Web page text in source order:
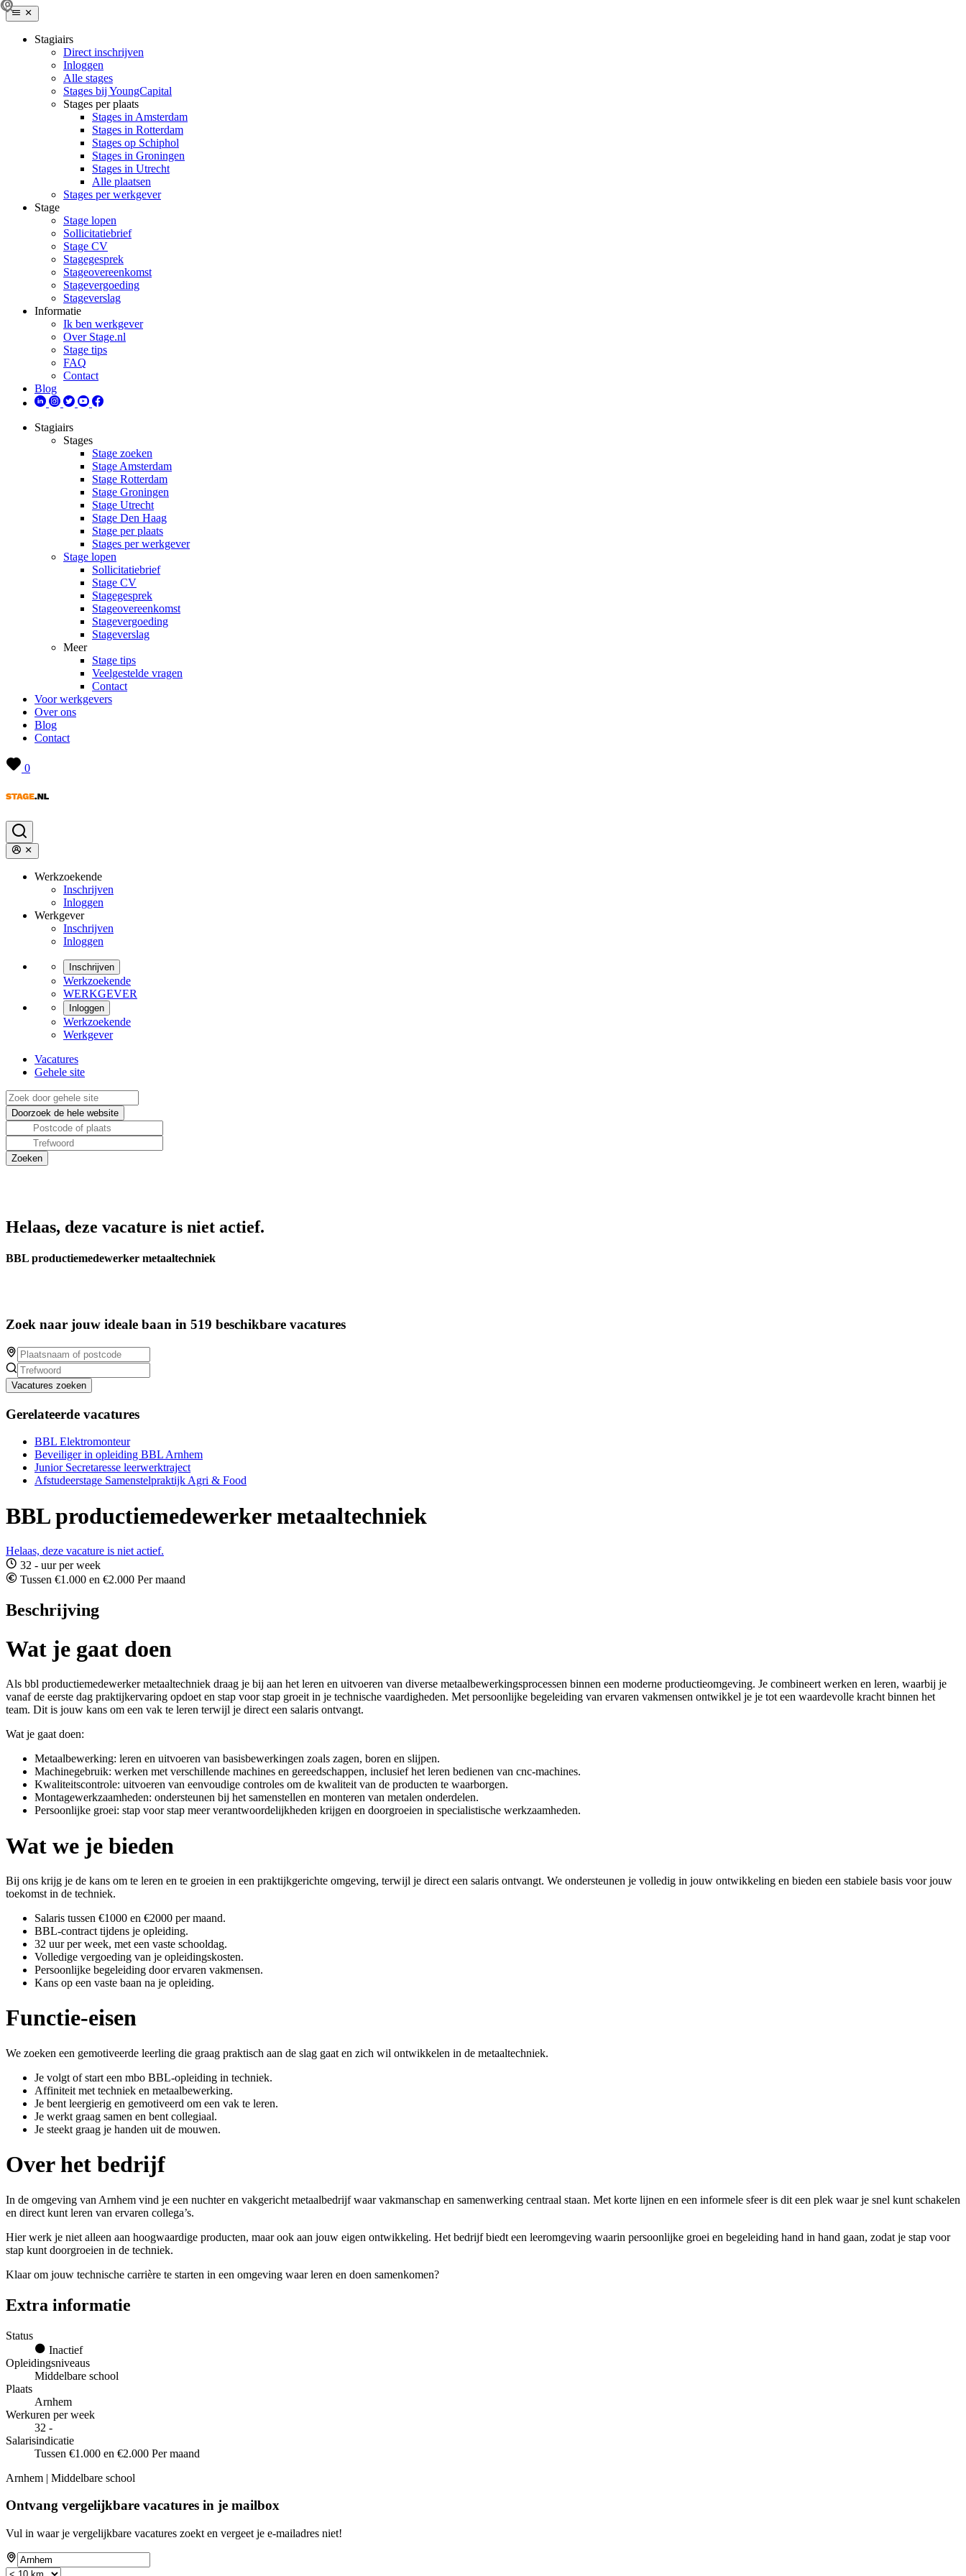
Stagiairs
Direct inschrijven
Inloggen
Alle stages
Stages bij YoungCapital
Stages per plaats
Stages in Amsterdam
Stages in Rotterdam
Stages op Schiphol
Stages in Groningen
Stages in Utrecht
Alle plaatsen
Stages per werkgever
Stage
Stage lopen
Sollicitatiebrief
Stage CV
Stagegesprek
Stageovereenkomst
Stagevergoeding
Stageverslag
Informatie
Ik ben werkgever
Over Stage.nl
Stage tips
FAQ
Contact
Blog
Stagiairs
Stages
Stage zoeken
Stage Amsterdam
Stage Rotterdam
Stage Groningen
Stage Utrecht
Stage Den Haag
Stage per plaats
Stages per werkgever
Stage lopen
Sollicitatiebrief
Stage CV
Stagegesprek
Stageovereenkomst
Stagevergoeding
Stageverslag
Meer
Stage tips
Veelgestelde vragen
Contact
Voor werkgevers
Over ons
Blog
Contact
0
Werkzoekende
Inschrijven
Inloggen
Werkgever
Inschrijven
Inloggen
Inschrijven
Werkzoekende
WERKGEVER
Inloggen
Werkzoekende
Werkgever
Vacatures
Gehele site
Helaas, deze vacature is niet actief.
BBL productiemedewerker metaaltechniek
Zoek naar jouw ideale baan in 519 beschikbare vacatures
Vacatures zoeken
Gerelateerde vacatures
BBL Elektromonteur
Beveiliger in opleiding BBL Arnhem
Junior Secretaresse leerwerktraject
Afstudeerstage Samenstelpraktijk Agri & Food
BBL productiemedewerker metaaltechniek
Helaas, deze vacature is niet actief.
32 - uur per week
Tussen €1.000 en €2.000 Per maand
Beschrijving
Wat je gaat doen
Als bbl productiemedewerker metaaltechniek draag je bij aan het leren en uitvoeren van diverse metaalbewerkingsprocessen binnen een moderne productieomgeving. Je combineert werken en leren, waarbij je
vanaf de eerste dag praktijkervaring opdoet en stap voor stap groeit in je technische vaardigheden. Met persoonlijke begeleiding van ervaren vakmensen ontwikkel je je tot een waardevolle kracht binnen het
team. Dit is jouw kans om een vak te leren terwijl je direct een salaris ontvangt.
Wat je gaat doen:
Metaalbewerking: leren en uitvoeren van basisbewerkingen zoals zagen, boren en slijpen.
Machinegebruik: werken met verschillende machines en gereedschappen, inclusief het leren bedienen van cnc-machines.
Kwaliteitscontrole: uitvoeren van eenvoudige controles om de kwaliteit van de producten te waarborgen.
Montagewerkzaamheden: ondersteunen bij het samenstellen en monteren van metalen onderdelen.
Persoonlijke groei: stap voor stap meer verantwoordelijkheden krijgen en doorgroeien in specialistische werkzaamheden.
Wat we je bieden
Bij ons krijg je de kans om te leren en te groeien in een praktijkgerichte omgeving, terwijl je direct een salaris ontvangt. We ondersteunen je volledig in jouw ontwikkeling en bieden een stabiele basis voor jouw
toekomst in de techniek.
Salaris tussen €1000 en €2000 per maand.
BBL-contract tijdens je opleiding.
32 uur per week, met een vaste schooldag.
Volledige vergoeding van je opleidingskosten.
Persoonlijke begeleiding door ervaren vakmensen.
Kans op een vaste baan na je opleiding.
Functie-eisen
We zoeken een gemotiveerde leerling die graag praktisch aan de slag gaat en zich wil ontwikkelen in de metaaltechniek.
Je volgt of start een mbo BBL-opleiding in techniek.
Affiniteit met techniek en metaalbewerking.
Je bent leergierig en gemotiveerd om een vak te leren.
Je werkt graag samen en bent collegiaal.
Je steekt graag je handen uit de mouwen.
Over het bedrijf
In de omgeving van Arnhem vind je een nuchter en vakgericht metaalbedrijf waar vakmanschap en samenwerking centraal staan. Met korte lijnen en een informele sfeer is dit een plek waar je snel kunt schakelen
en direct kunt leren van ervaren collega’s.
Hier werk je niet alleen aan hoogwaardige producten, maar ook aan jouw eigen ontwikkeling. Het bedrijf biedt een leeromgeving waarin persoonlijke groei en begeleiding hand in hand gaan, zodat je stap voor
stap kunt doorgroeien in de techniek.
Klaar om jouw technische carrière te starten in een omgeving waar leren en doen samenkomen?
Extra informatie
Status
Inactief
Opleidingsniveaus
Middelbare school
Plaats
Arnhem
Werkuren per week
32 -
Salarisindicatie
Tussen €1.000 en €2.000 Per maand
Arnhem | Middelbare school
Ontvang vergelijkbare vacatures in je mailbox
Vul in waar je vergelijkbare vacatures zoekt en vergeet je e-mailadres niet!